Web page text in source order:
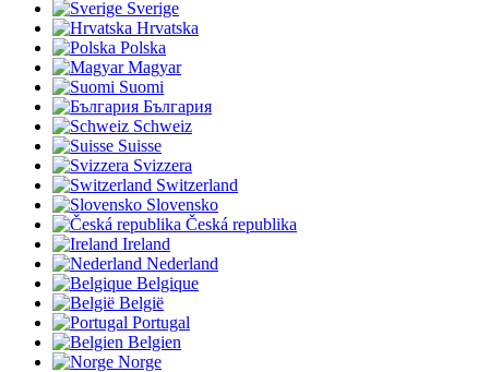
Sverige
Hrvatska
Polska
Magyar
Suomi
България
Schweiz
Suisse
Svizzera
Switzerland
Slovensko
Česká republika
Ireland
Nederland
Belgique
België
Portugal
Belgien
Norge